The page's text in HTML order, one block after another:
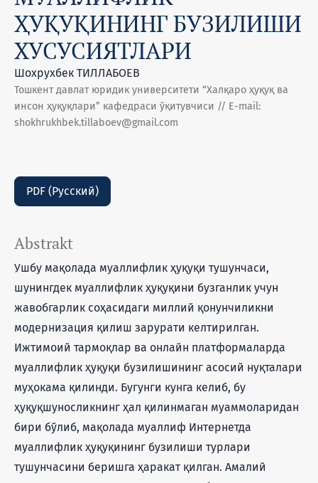
ҲУҚУҚИНИНГ БУЗИЛИШИ
ХУСУСИЯТЛАРИ
Шохрухбек ТИЛЛАБОЕВ
Тошкент давлат юридик университети “Халқаро ҳуқуқ ва
инсон ҳуқуқлари” кафедраси ўқитувчиси // E-mail:
shokhrukhbek.tillaboev@gmail.com
PDF (Русский)
Abstrakt
Ушбу мақолада муаллифлик ҳуқуқи тушунчаси,
шунингдек муаллифлик ҳуқуқини бузганлик учун
жавобгарлик соҳасидаги миллий қонунчиликни
модернизация қилиш зарурати келтирилган.
Ижтимоий тармоқлар ва онлайн платформаларда
муаллифлик ҳуқуқи бузилишининг асосий нуқталари
муҳокама қилинди. Бугунги кунга келиб, бу
ҳуқуқшуносликнинг ҳал қилинмаган муаммоларидан
бири бўлиб, мақолада муаллиф Интернетда
муаллифлик ҳуқуқининг бузилиши турлари
тушунчасини беришга ҳаракат қилган. Амалий